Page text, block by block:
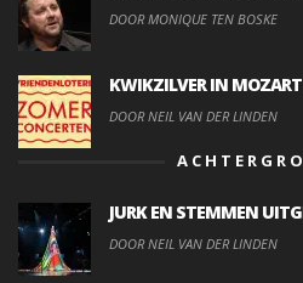
DOOR MONIQUE TEN BOSKE
KWIKZILVER IN
DOOR NEIL VAN DER LINDEN
JURK EN STEMMEN
DOOR NEIL VAN DER LINDEN